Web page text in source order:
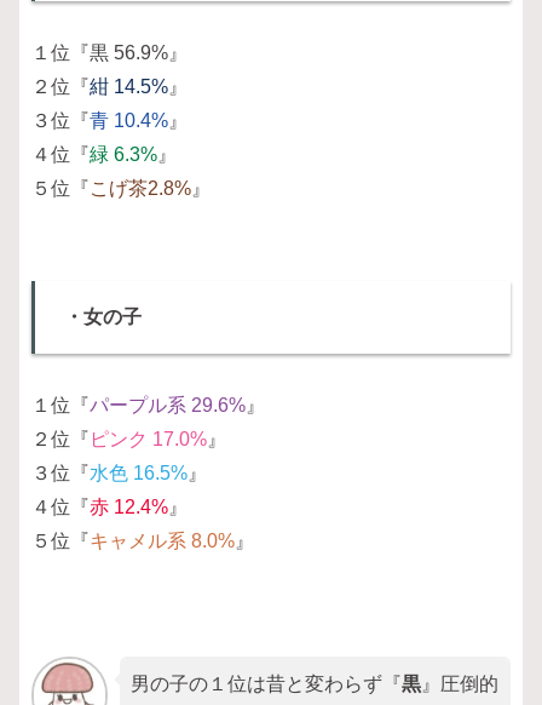
１位『黒 56.9%』
２位『紺 14.5% 』
３位『青 10.4% 』
４位『緑 6.3% 』
５位『こげ茶2.8% 』
・女の子
１位『パープル系 29.6% 』
２位『 ピンク 17.0% 』
３位『水色 16.5% 』
４位『赤 12.4% 』
５位『キャメル系 8.0% 』
男の子の１位は昔と変わらず『黒 』圧倒的